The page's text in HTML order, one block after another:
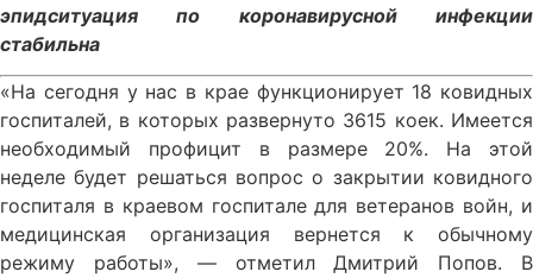
эпидситуация по коронавирусной инфекции
стабильна
«На сегодня у нас в крае функционирует 18 ковидных
госпиталей, в которых развернуто 3615 коек. Имеется
необходимый профицит в размере 20%. На этой
неделе будет решаться вопрос о закрытии ковидного
госпиталя в краевом госпитале для ветеранов войн, и
медицинская организация вернется к обычному
режиму работы», — отметил Дмитрий Попов. В